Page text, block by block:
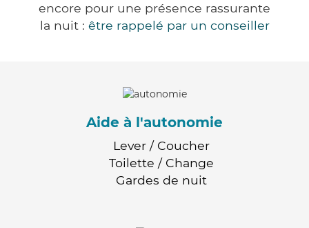
encore pour une présence rassurante
la nuit : être rappelé par un conseiller
Aide à l'autonomie
Lever / Coucher
Toilette / Change
Gardes de nuit